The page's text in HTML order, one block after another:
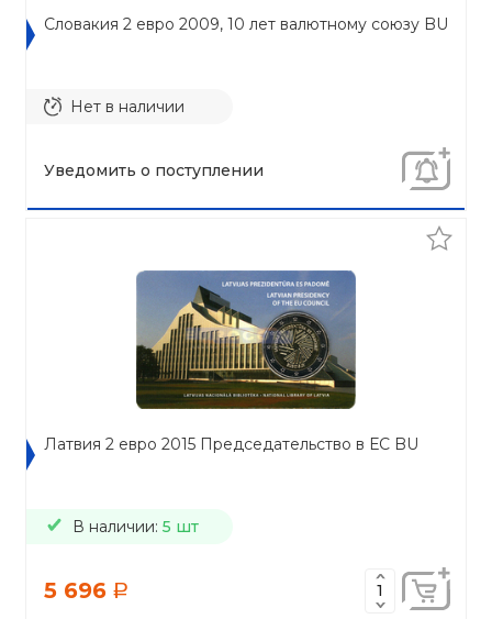
Словакия 2 евро 2009, 10 лет валютному союзу BU
Нет в наличии
Уведомить о поступлении
Латвия 2 евро 2015 Председательство в ЕС BU
В наличии: 5 шт
5 696 a